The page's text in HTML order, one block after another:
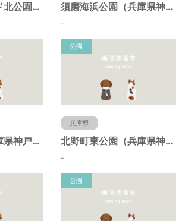
ポートアイランド北公園（兵庫県神戸市） 須磨海浜公園（兵庫県神戸市）
-
キーナの森（兵庫県神戸市）
公園
兵庫県
北野町東公園（兵庫県神戸市）
-
公園